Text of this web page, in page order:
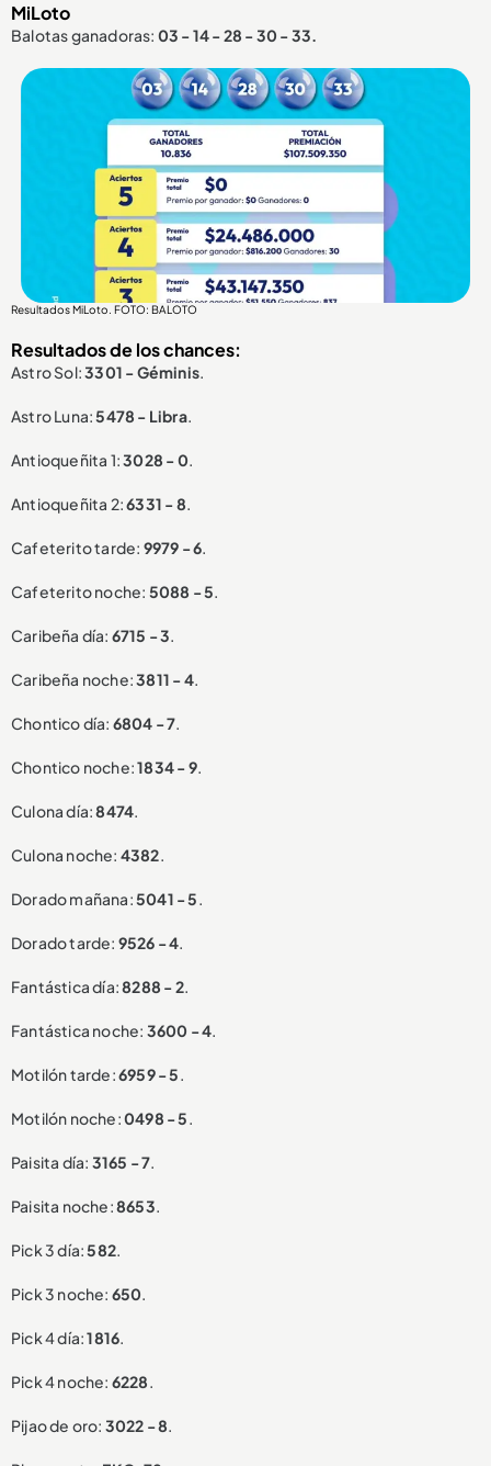
MiLoto
Balotas ganadoras: 03 - 14 - 28 - 30 - 33.
Resultados MiLoto. FOTO: BALOTO
Resultados de los chances:
Astro Sol:3301 - Géminis.
Astro Luna:5478 - Libra.
Antioqueñita 1:3028 - 0.
Antioqueñita 2:6331 - 8.
Cafeterito tarde: 9979 - 6.
Cafeterito noche: 5088 - 5.
Caribeña día: 6715 - 3.
Caribeña noche:3811 - 4.
Chontico día: 6804 - 7.
Chontico noche:1834 - 9.
Culona día:8474.
Culona noche: 4382.
Dorado mañana:5041 - 5.
Dorado tarde: 9526 - 4.
Fantástica día:8288 - 2.
Fantástica noche: 3600 - 4.
Motilón tarde:6959 - 5.
Motilón noche:0498 - 5.
Paisita día: 3165 - 7.
Paisita noche:8653.
Pick 3 día:582.
Pick 3 noche: 650.
Pick 4 día:1816.
Pick 4 noche: 6228.
Pijao de oro: 3022 - 8.